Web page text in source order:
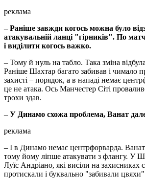
реклама
– Раніше завжди когось можна було
атакувальній ланці "гірників". По
і виділити когось важко.
– Тому й нуль на табло. Така зміна
Раніше Шахтар багато забивав і чимало
захисті – порядок, а в нападі немає
це не атака. Ось Манчестер Сіті
трохи здав.
– У Динамо схожа проблема, Ванат
реклама
– І в Динамо немає центрфорварда.
тому йому ліпше атакувати з флангу. У
Луїс Андріано, які висіли на захисниках
протискали і буквально "забивали